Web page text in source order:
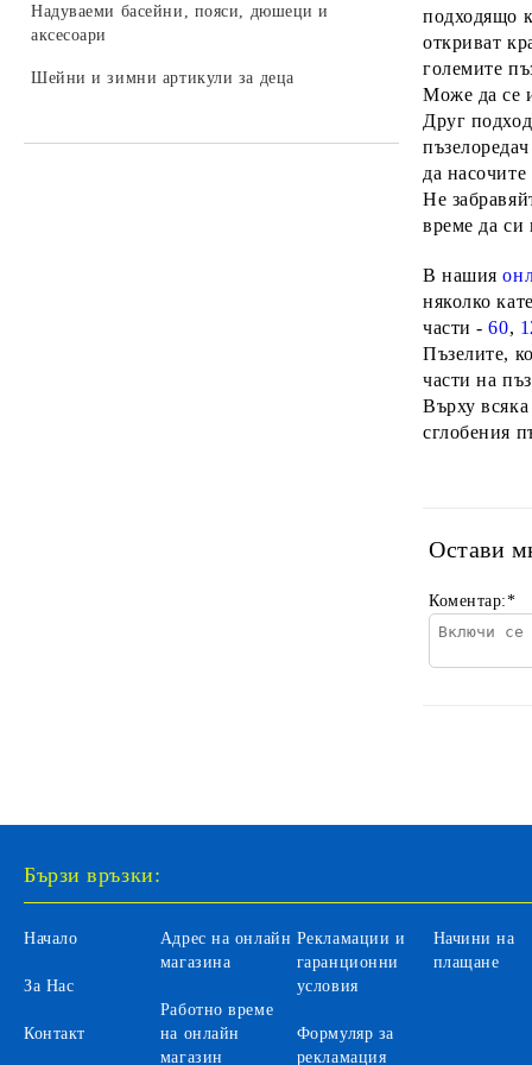
LEGO SONIC
LEGO DISNEY
Камиони за деца
Селскостопански машини за деца
Трансформъри и роботи
Хоби модели за сглобяване
колекционери
Бебешки играчки за легло и колички
Играчки и залъгалки за бебета
бебета
Надуваеми басейни, пояси, дюшеци и
аксесоари
Шейни и зимни артикули за деца
подходящо
откриват
големите
Може да се
Друг
да
Не
време да си
В нашия
няколко
части -60,
Пъзелите,
части на
Върху
сглобения
Остави
Коментар:*
Бързи връзки:
Начало
За Нас
Контакт
Адрес на онлайн
магазина
Работно време
на онлайн
магазин
Рекламации и
гаранционни
условия
Формуляр за
рекламация
Начини на
плащане